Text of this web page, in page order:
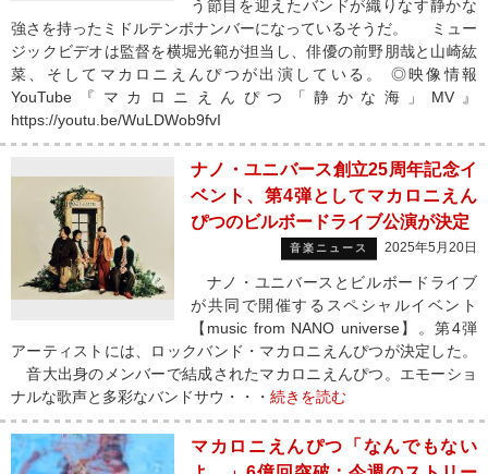
う節目を迎えたバンドが織りなす静かな
強さを持ったミドルテンポナンバーになっているそうだ。 ミュー
ジックビデオは監督を横堀光範が担当し、俳優の前野朋哉と山崎紘
菜、そしてマカロニえんぴつが出演している。 ◎映像情報
YouTube『マカロニえんぴつ「静かな海」MV』
https://youtu.be/WuLDWob9fvI
ナノ・ユニバース創立25周年記念イ
ベント、第4弾としてマカロニえん
ぴつのビルボードライブ公演が決定
音楽ニュース 2025年5月20日
ナノ・ユニバースとビルボードライブ
が共同で開催するスペシャルイベント
【music from NANO universe】。第4弾
アーティストには、ロックバンド・マカロニえんぴつが決定した。
音大出身のメンバーで結成されたマカロニえんぴつ。エモーショ
ナルな歌声と多彩なバンドサウ・・・ 続きを読む
マカロニえんぴつ「なんでもない